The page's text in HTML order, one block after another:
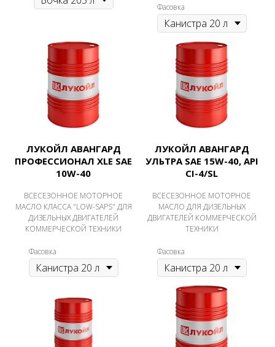
Фасовка
ЛУКОЙЛ АВАНГАРД
ПРОФЕССИОНАЛ XLE SAE
10W-40
ВСЕСЕЗОННОЕ МОТОРНОЕ
МАСЛО КЛАССА "LOW-SAPS" ДЛЯ
ДИЗЕЛЬНЫХ ДВИГАТЕЛЕЙ
КОММЕРЧЕСКОЙ ТЕХНИКИ
Фасовка
ЛУКОЙЛ АВАНГАРД
УЛЬТРА SAE 15W-40, API
CI-4/SL
ВСЕСЕЗОННОЕ МОТОРНОЕ
МАСЛО ДЛЯ ДИЗЕЛЬНЫХ
ДВИГАТЕЛЕЙ КОММЕРЧЕСКОЙ
ТЕХНИКИ
Фасовка